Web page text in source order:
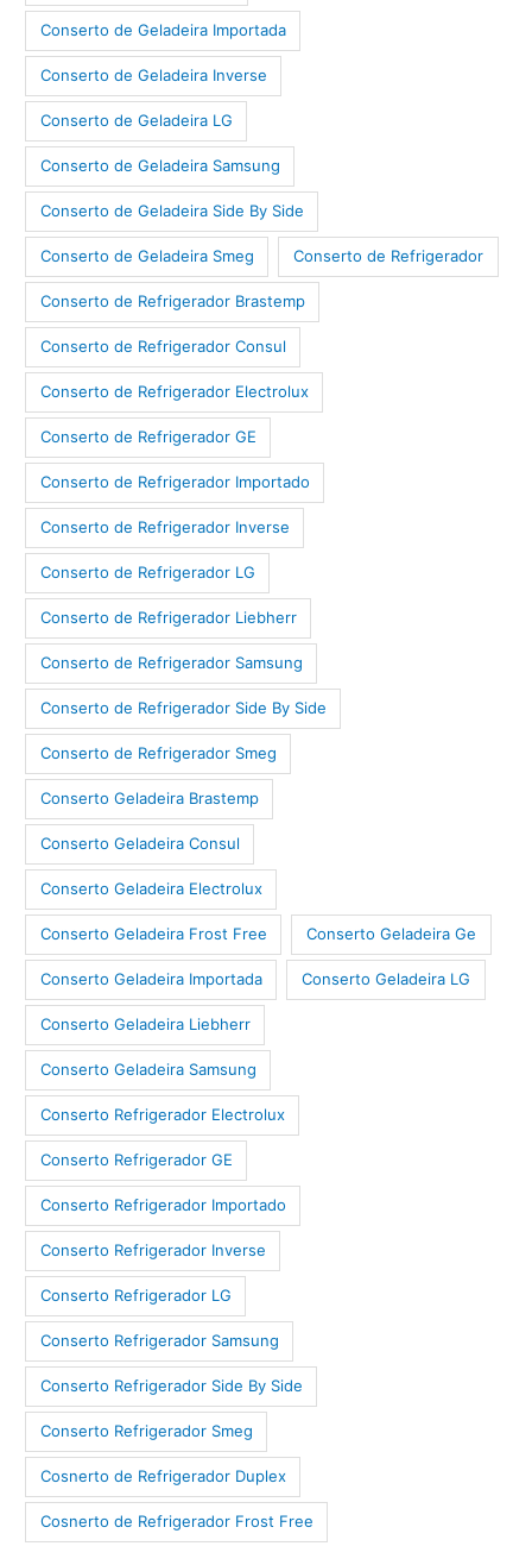
Conserto de Geladeira Importada
Conserto de Geladeira Inverse
Conserto de Geladeira LG
Conserto de Geladeira Samsung
Conserto de Geladeira Side By Side
Conserto de Geladeira Smeg Conserto de Refrigerador
Conserto de Refrigerador Brastemp
Conserto de Refrigerador Consul
Conserto de Refrigerador Electrolux
Conserto de Refrigerador GE
Conserto de Refrigerador Importado
Conserto de Refrigerador Inverse
Conserto de Refrigerador LG
Conserto de Refrigerador Liebherr
Conserto de Refrigerador Samsung
Conserto de Refrigerador Side By Side
Conserto de Refrigerador Smeg
Conserto Geladeira Brastemp
Conserto Geladeira Consul
Conserto Geladeira Electrolux
Conserto Geladeira Frost Free Conserto Geladeira Ge
Conserto Geladeira Importada Conserto Geladeira LG
Conserto Geladeira Liebherr
Conserto Geladeira Samsung
Conserto Refrigerador Electrolux
Conserto Refrigerador GE
Conserto Refrigerador Importado
Conserto Refrigerador Inverse
Conserto Refrigerador LG
Conserto Refrigerador Samsung
Conserto Refrigerador Side By Side
Conserto Refrigerador Smeg
Cosnerto de Refrigerador Duplex
Cosnerto de Refrigerador Frost Free